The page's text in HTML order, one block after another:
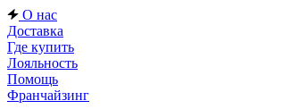
О нас
Доставка
Где купить
Лояльность
Помощь
Франчайзинг